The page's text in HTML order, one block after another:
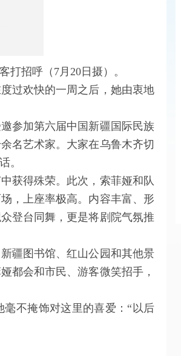
招呼（7月20日摄）。
过欢快的一周之后，她由衷地
参加第六届中国新疆国际民族
名艺术家。大家在乌鲁木齐切
。
获得殊荣。此次，索菲娅和队
，上座率极高。内容丰富、形
登台同舞，更是将剧院气氛推
疆图书馆、红山公园和其他景
都会和市民、游客微笑招手，
不掩饰对这里的喜爱：“以后